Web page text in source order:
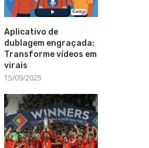
Aplicativo de
dublagem engraçada:
Transforme vídeos em
virais
15/09/2025